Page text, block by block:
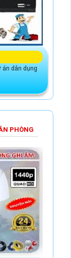
án dân dụng
PHÒNG